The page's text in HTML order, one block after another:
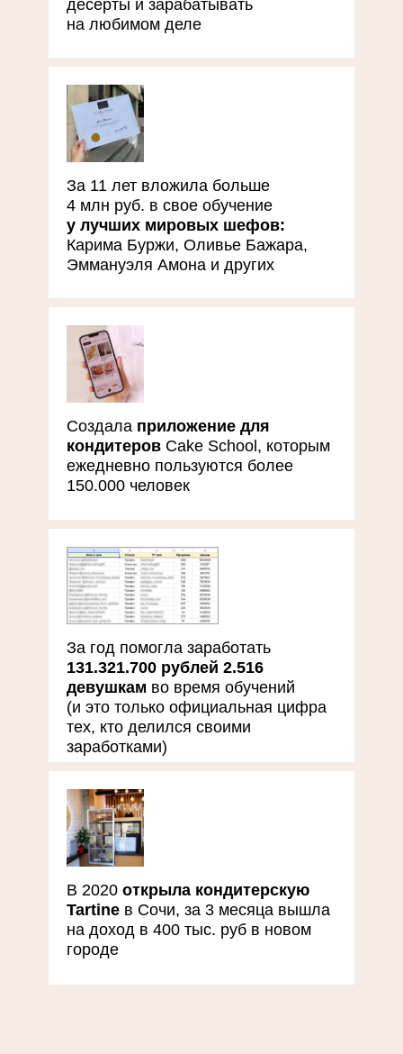
За 11 лет вложила больше
4 млн руб. в свое обучение
у лучших мировых шефов:
Карима Буржи, Оливье Бажара,
Эммануэля Амона и других
В 2020 открыла кондитерскую
Tartine в Сочи, за 3 месяца вышла
на доход в 400 тыс. руб в новом
городе
десерты и зарабатывать
на любимом деле
Создала приложение для
кондитеров Cake School, которым
ежедневно пользуются более
150.000 человек
За год помогла заработать
131.321.700 рублей 2.516
девушкам во время обучений
(и это только официальная цифра
тех, кто делился своими
заработками)